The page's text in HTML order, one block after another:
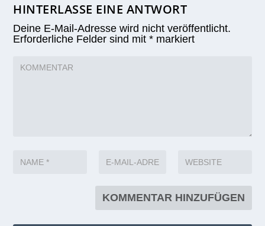
HINTERLASSE EINE ANTWORT
Deine E-Mail-Adresse wird nicht veröffentlicht.
Erforderliche Felder sind mit* markiert